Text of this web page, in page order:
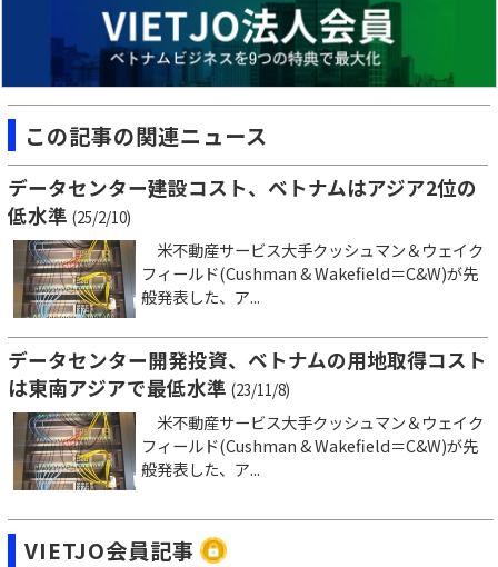
この記事の関連ニュース
データセンター建設コスト、ベトナムはアジア2位の
低水準 (25/2/10)
米不動産サービス大手クッシュマン＆ウェイク
フィールド(Cushman & Wakefield＝C&W)が先
般発表した、ア...
データセンター開発投資、ベトナムの用地取得コスト
は東南アジアで最低水準 (23/11/8)
米不動産サービス大手クッシュマン＆ウェイク
フィールド(Cushman & Wakefield＝C&W)が先
般発表した、ア...
VIETJO会員記事